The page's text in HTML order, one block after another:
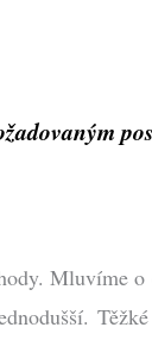
Mluvíme